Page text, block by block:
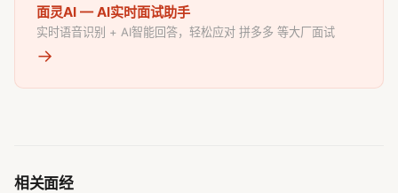
面灵AI — AI实时面试助手
实时语音识别 + AI智能回答，轻松应对 拼多多 等大厂面试
→
相关面经